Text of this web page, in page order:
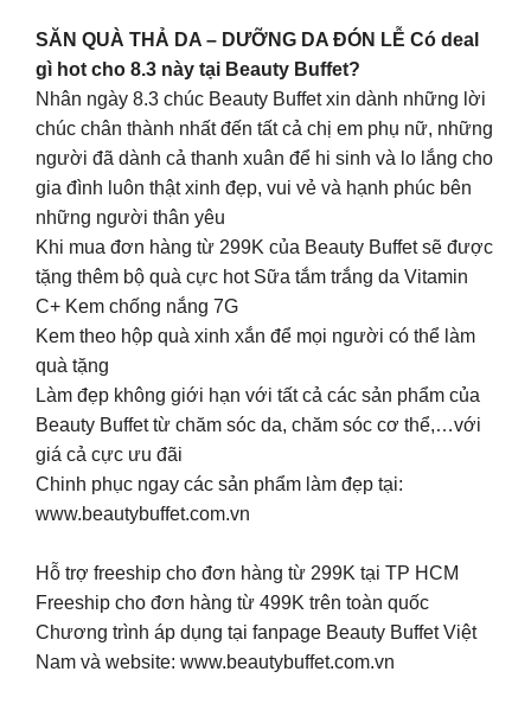
SĂN QUÀ THẢ DA – DƯỠNG DA ĐÓN LỄ Có deal
gì hot cho 8.3 này tại Beauty Buffet?
Nhân ngày 8.3 chúc Beauty Buffet xin dành những lời
chúc chân thành nhất đến tất cả chị em phụ nữ, những
người đã dành cả thanh xuân để hi sinh và lo lắng cho
gia đình luôn thật xinh đẹp, vui vẻ và hạnh phúc bên
những người thân yêu
Khi mua đơn hàng từ 299K của Beauty Buffet sẽ được
tặng thêm bộ quà cực hot Sữa tắm trắng da Vitamin
C+ Kem chống nắng 7G
Kem theo hộp quà xinh xắn để mọi người có thể làm
quà tặng
Làm đẹp không giới hạn với tất cả các sản phẩm của
Beauty Buffet từ chăm sóc da, chăm sóc cơ thể,…với
giá cả cực ưu đãi
Chinh phục ngay các sản phẩm làm đẹp tại:
www.beautybuffet.com.vn
Hỗ trợ freeship cho đơn hàng từ 299K tại TP HCM
Freeship cho đơn hàng từ 499K trên toàn quốc
Chương trình áp dụng tại fanpage Beauty Buffet Việt
Nam và website: www.beautybuffet.com.vn